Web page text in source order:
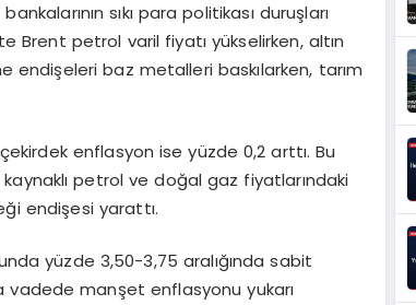
sıkı para politikası duruşları
Brent petrol varil fiyatı yükselirken, altın
baz metalleri baskılarken, tarım
enflasyon ise yüzde 0,2 arttı. Bu
petrol ve doğal gaz fiyatlarındaki
endişesi yarattı.
yüzde 3,50-3,75 aralığında sabit
vadede manşet enflasyonu yukarı